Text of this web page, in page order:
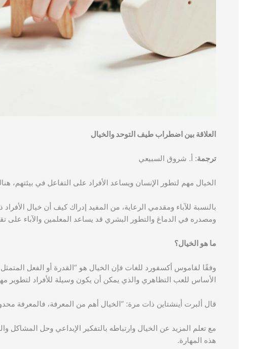
العلاقة بين اضطراب طيف التوحد والخيال
ترجمة: أ. شروق السبيعي
الخيال مهم لتطور الإنسان ويساعد الأفراد على التفاعل في بيئتهم،
بالنسبة للآباء ومقدمي الرعاية، من المفيد إدراك كيف أن خيال الأفراد
ومصدره في الدماغ والتطور البشري قد يساعد المعلمين والآباء
ما هو الخيال؟
وفقًا لقاموس أكسفورد للغات فإن الخيال هو “القدرة أو الفعل
الأساس للعب التظاهري والذي يمكن أن يكون وسيلة للأفراد لتطوير
قال ألبرت أينشتاين ذات مرة: “الخيال أهم من المعرفة، فالمعرفة
مع تعلم المزيد عن الخيال وارتباطه بالتفكير الإبداعي وحل المشاكل
هذه المهارة.